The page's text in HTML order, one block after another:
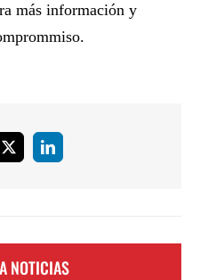
más información y
X LinkedIn
NOTICIAS